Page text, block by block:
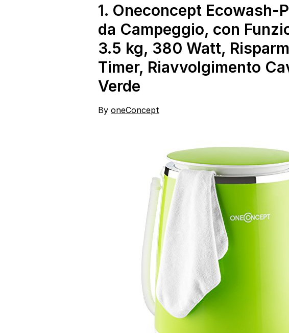
600x400x890 mm,
Bianco
1. Oneconcept Ecowash-
da Campeggio, con
3.5 kg, 380 Watt,
Timer, Riavvolgimento
Verde
By oneConcept